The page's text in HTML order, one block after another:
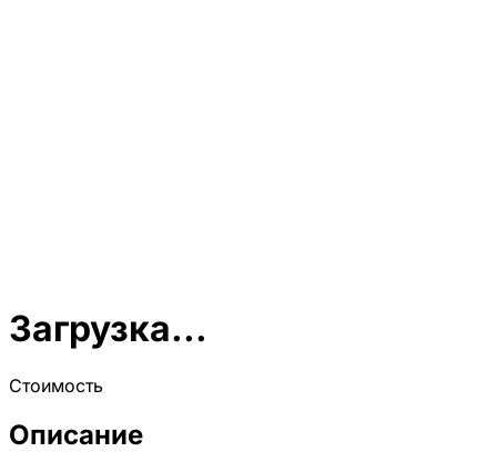
Загрузка...
Стоимость
Описание